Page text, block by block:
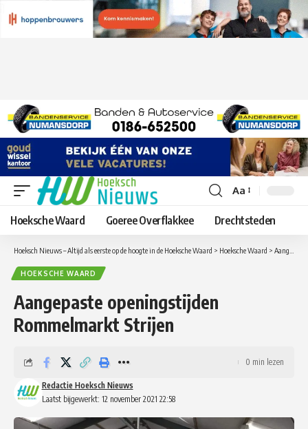
Lettergrootte
aanpassen
Aa
Hoeksche Waard Goeree Overflakkee Drechtsteden
Hoeksch Nieuws – Altijd als eerste op de hoogte in de Hoeksche Waard > Hoeksche Waard > Aangepaste openingstijden Rommelmarkt Strijen
HOEKSCHE WAARD
Aangepaste openingstijden
Rommelmarkt Strijen
Laatst bijgewerkt: 12 november 2021 22:58
Redactie Hoeksch Nieuws
0 min lezen